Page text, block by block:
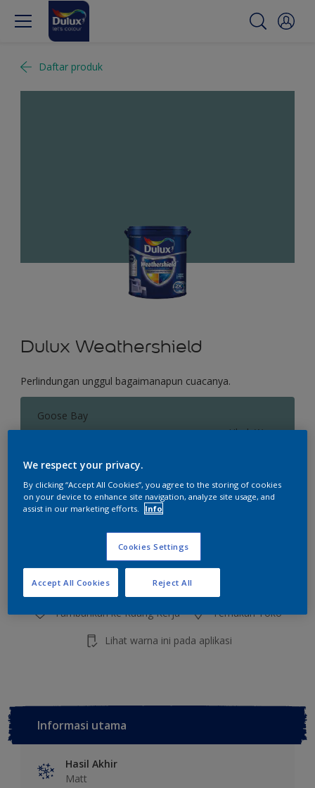
Daftar produk
Dulux Weathershield
Perlindungan unggul bagaimanapun cuacanya.
Goose Bay
Ubah Warna
Ukuran
2.5 L 20 L
Kalkulator cat
Hitung
Tambahkan ke Ruang Kerja Temukan Toko
Lihat warna ini pada aplikasi
Informasi utama
Hasil Akhir
Matt
We respect your privacy.
By clicking “Accept All Cookies”, you agree to the storing of cookies
on your device to enhance site navigation, analyze site usage, and
assist in our marketing efforts.
Info
Cookies Settings
Reject All
Accept All Cookies